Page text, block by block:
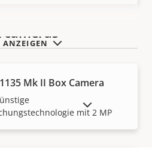
ANZEIGEN
cameras
Mk II Box Camera
mit 2 MP
ANZEIGEN